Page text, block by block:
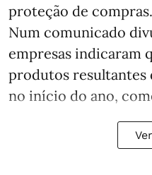
proteção de compras.
Num comunicado
empresas indicaram
produtos resultantes
no início do ano,